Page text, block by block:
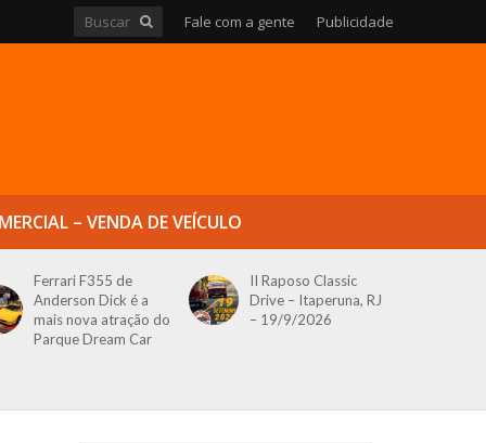
Fale com a gente Publicidade
– VENDA DE VEÍCULO
Ferrari F355 de
Anderson Dick é a
mais nova atração do
Parque Dream Car
II Raposo Classic
Drive – Itaperuna, RJ
– 19/9/2026